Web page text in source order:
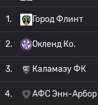
1. Город Флинт
2. Окленд Ко.
3. Каламазу ФК
4. АФС Энн-Арбор